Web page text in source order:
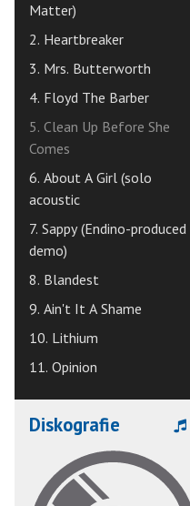
Matter)
2. Heartbreaker
3. Mrs. Butterworth
4. Floyd The Barber
5. Clean Up Before She
Comes
6. About A Girl (solo
acoustic
7. Sappy (Endino-produced
demo)
8. Blandest
9. Ain't It A Shame
10. Lithium
11. Opinion
Diskografie